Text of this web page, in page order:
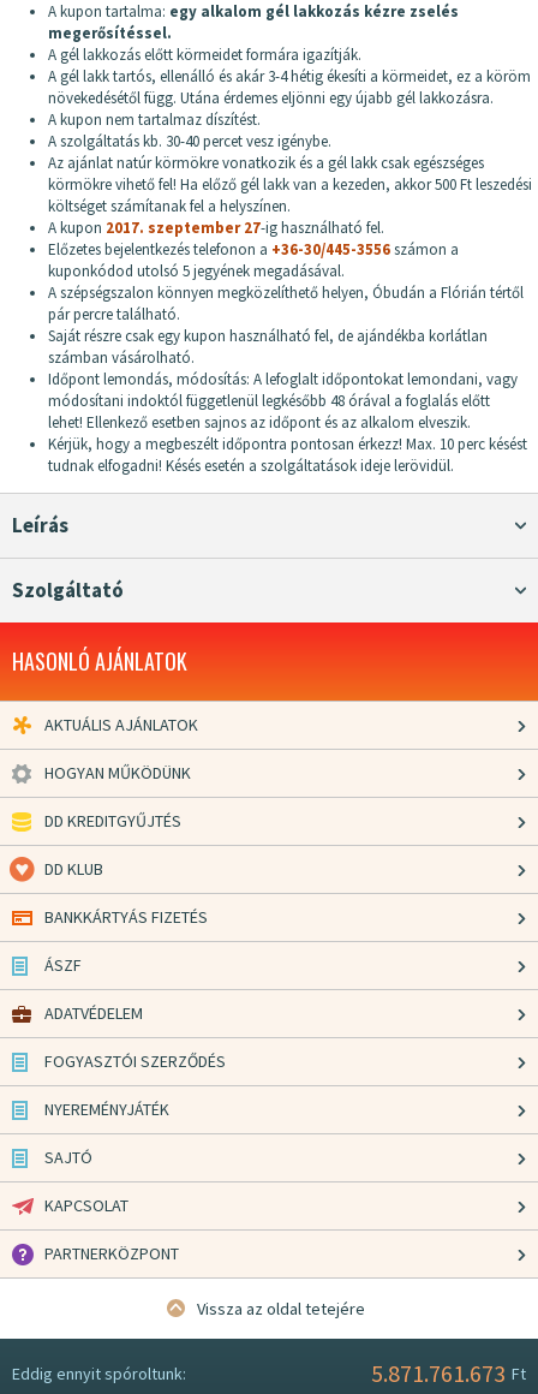
A kupon tartalma: egy alkalom gél lakkozás kézre zselés
megerősítéssel.
A gél lakkozás előtt körmeidet formára igazítják.
A gél lakk tartós, ellenálló és akár 3-4 hétig ékesíti a körmeidet, ez a köröm
növekedésétől függ. Utána érdemes eljönni egy újabb gél lakkozásra.
A kupon nem tartalmaz díszítést.
A szolgáltatás kb. 30-40 percet vesz igénybe.
Az ajánlat natúr körmökre vonatkozik és a gél lakk csak egészséges
körmökre vihető fel! Ha előző gél lakk van a kezeden, akkor 500 Ft leszedési
költséget számítanak fel a helyszínen.
A kupon 2017. szeptember 27-ig használható fel.
Előzetes bejelentkezés telefonon a +36-30/445-3556számon a
kuponkódod utolsó 5 jegyének megadásával.
A szépségszalon könnyen megközelíthető helyen, Óbudán a Flórián tértől
pár percre található.
Saját részre csak egy kupon használható fel, de ajándékba korlátlan
számban vásárolható.
Időpont lemondás, módosítás: A lefoglalt időpontokat lemondani, vagy
módosítani indoktól függetlenül legkésőbb 48 órával a foglalás előtt
lehet! Ellenkező esetben sajnos az időpont és az alkalom elveszik.
Kérjük, hogy a megbeszélt időpontra pontosan érkezz! Max. 10 perc késést
tudnak elfogadni! Késés esetén a szolgáltatások ideje lerövidül.
Leírás
Szolgáltató
HASONLÓ AJÁNLATOK
AKTUÁLIS AJÁNLATOK
HOGYAN MŰKÖDÜNK
DD KREDITGYŰJTÉS
DD KLUB
BANKKÁRTYÁS FIZETÉS
ÁSZF
ADATVÉDELEM
FOGYASZTÓI SZERZŐDÉS
NYEREMÉNYJÁTÉK
SAJTÓ
KAPCSOLAT
PARTNERKÖZPONT
Vissza az oldal tetejére
Eddig ennyit spóroltunk: 5.871.761.673 Ft